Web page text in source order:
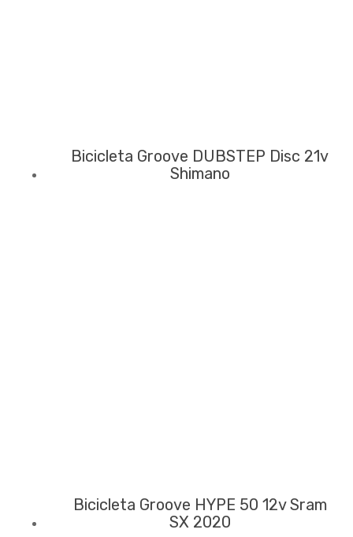
Bicicleta Groove DUBSTEP Disc 21v
Shimano
Bicicleta Groove HYPE 50 12v Sram
SX 2020